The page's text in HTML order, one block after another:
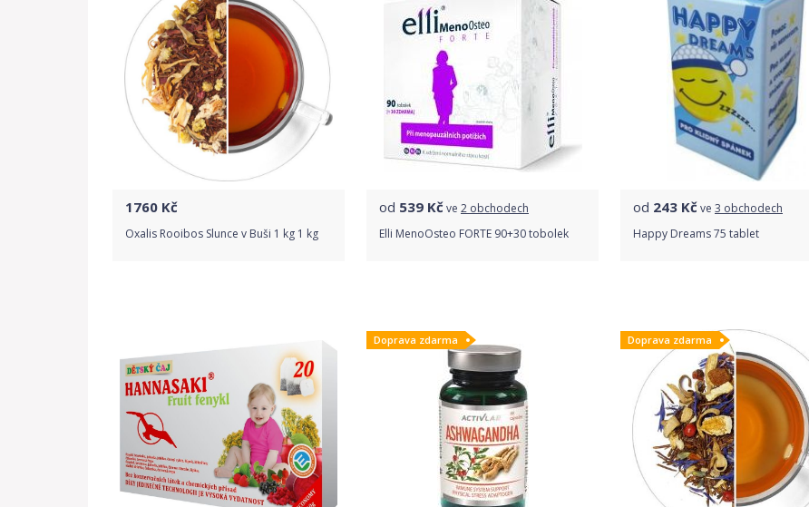
1760 Kč
Oxalis Rooibos Slunce v Buši 1 kg 1 kg
od 539 Kčve 2 obchodech
Elli MenoOsteo FORTE 90+30 tobolek
od 243 Kčve 3 obchodech
Happy Dreams 75 tablet
Doprava zdarma Doprava zdarma